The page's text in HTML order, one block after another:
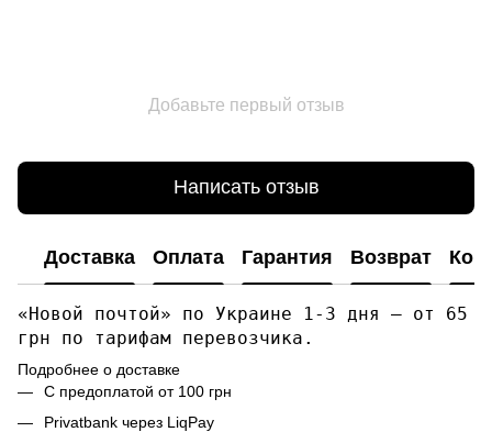
Добавьте первый отзыв
Написать отзыв
Доставка Оплата Гарантия Возврат
«Новой почтой» по Украине 1-3 дня — от 65
грн по тарифам перевозчика.
Подробнее о доставке
С предоплатой от 100 грн
Privatbank через LiqPay